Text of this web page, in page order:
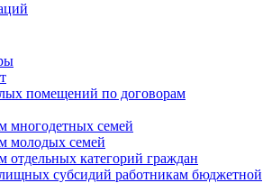
помещений по договорам
многодетных семей
молодых семей
отдельных категорий граждан
субсидий работникам бюджетной